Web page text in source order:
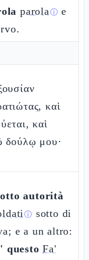
parolaⓘ e
καὶ
καὶ
δούλῳ μου·
autorità
ⓘ sotto di
e a un altro:
questo Fa'